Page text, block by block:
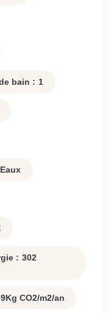
bain : 1
: 302
9Kg CO2/m2/an